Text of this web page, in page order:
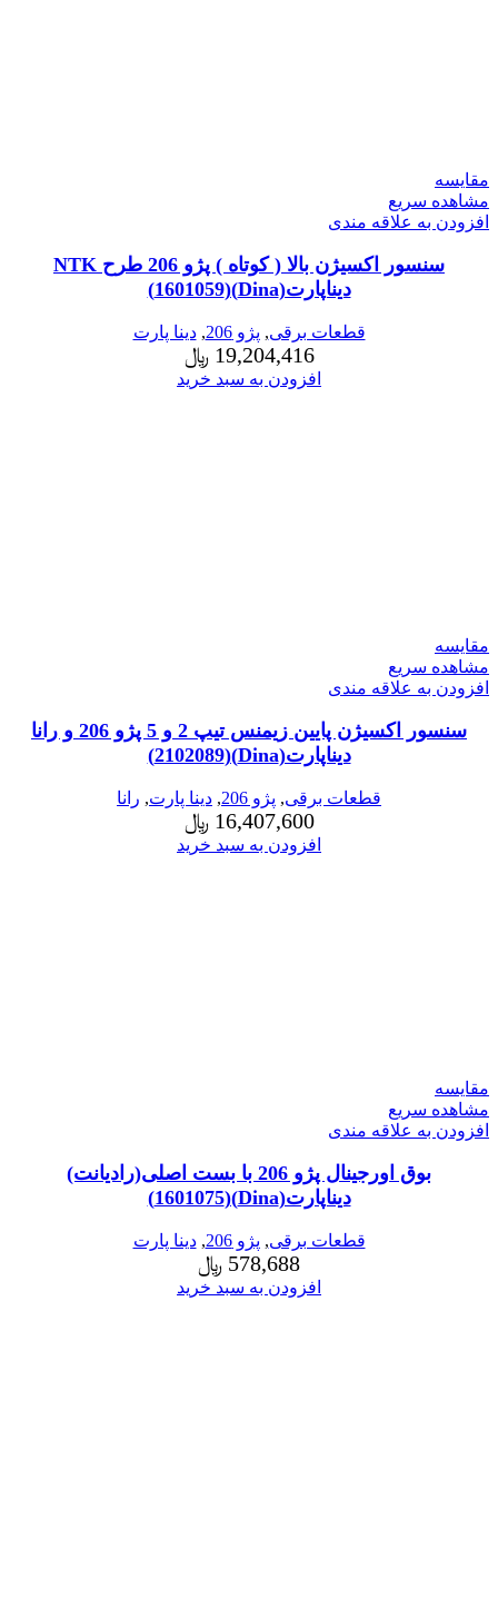
مقایسه
مشاهده سریع
افزودن به علاقه مندی
سنسور اکسیژن بالا ( کوتاه ) پژو 206 طرح NTK
دیناپارت(Dina)(1601059)
قطعات برقی, پژو 206 ,دینا پارت
19,204,416 ﷼
افزودن به سبد خرید
مقایسه
مشاهده سریع
افزودن به علاقه مندی
سنسور اکسیژن پایین زیمنس تیپ 2 و 5 پژو 206 و رانا
دیناپارت(Dina)(2102089)
قطعات برقی, پژو 206 , دینا پارت, رانا
16,407,600 ﷼
افزودن به سبد خرید
مقایسه
مشاهده سریع
افزودن به علاقه مندی
بوق اورجینال پژو 206 با بست اصلی(رادیانت)
دیناپارت(Dina)(1601075)
قطعات برقی, پژو 206 ,دینا پارت
578,688 ﷼
افزودن به سبد خرید